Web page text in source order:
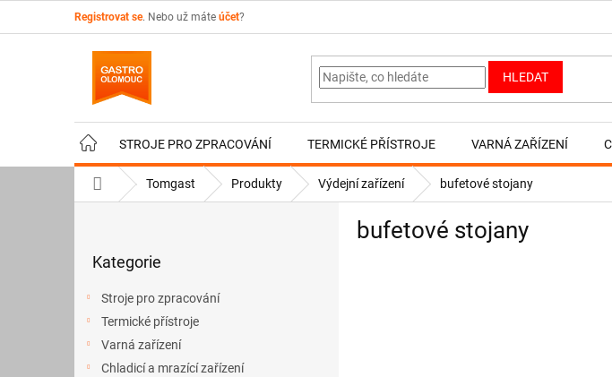
Registrovat se. Nebo už máte účet?
HLEDAT
STROJE PRO ZPRACOVÁNÍ TERMICKÉ PŘÍSTROJE VARNÁ ZAŘÍZENÍ
Domů Tomgast Produkty Výdejní zařízení bufetové stojany
kategorie
Kategorie
Stroje pro zpracování
Termické přístroje
Varná zařízení
Chladicí a mrazící zařízení
bufetové stojany